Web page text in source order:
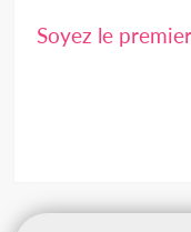
Soyez le